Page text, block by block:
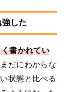
した
書かれてい
だにわからな
状態と比べる